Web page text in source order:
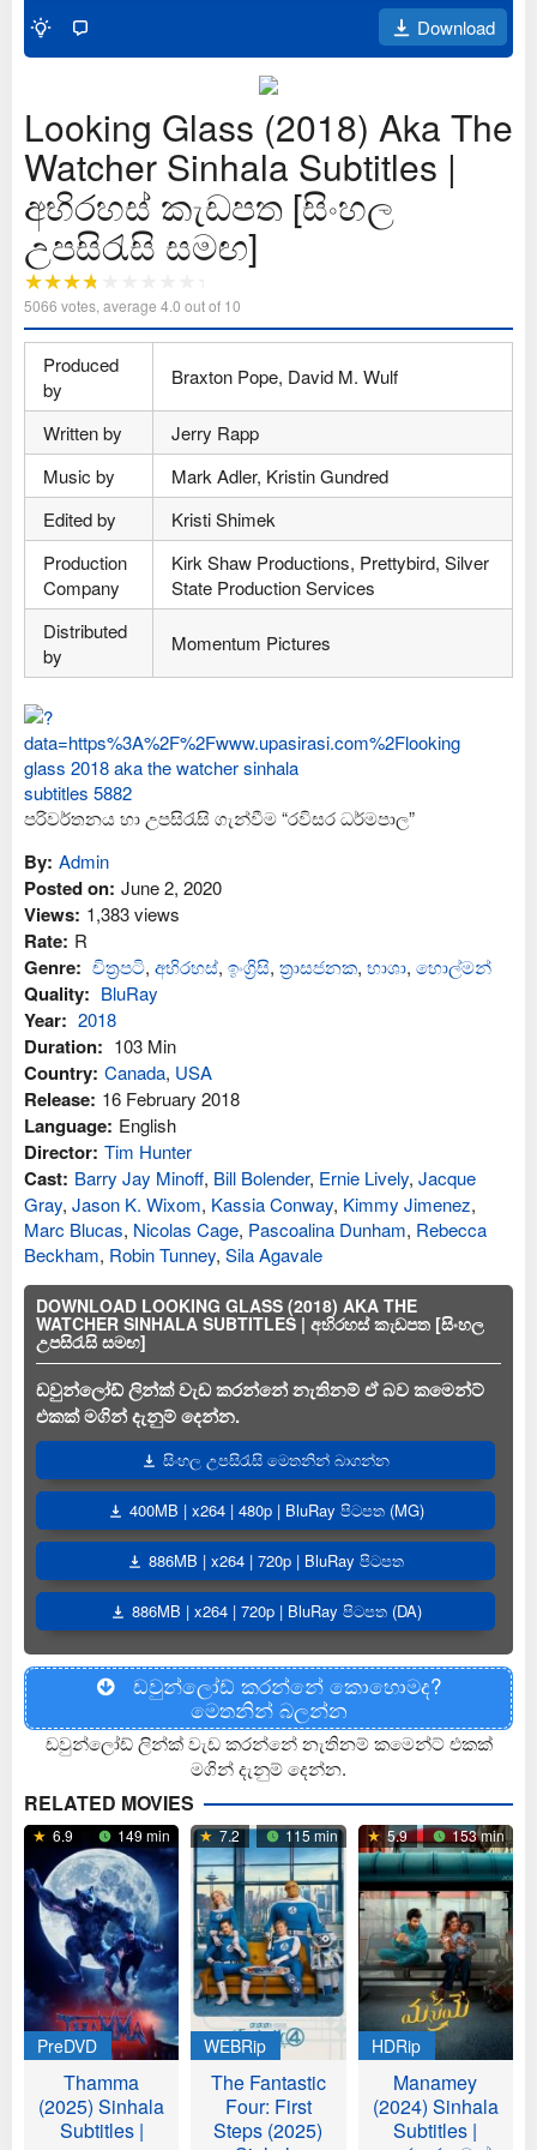
Download
Looking Glass (2018) Aka The
Watcher Sinhala Subtitles |
අභිරහස් කැඩපත [සිංහල
උපසිරැසි සමඟ]
5066 votes, average 4.0 out of 10
Produced
by
Braxton Pope, David M. Wulf
Written by
Jerry Rapp
Music by
Mark Adler, Kristin Gundred
Edited by
Kristi Shimek
Production
Company
Kirk Shaw Productions, Prettybird, Silver
State Production Services
Distributed
by
Momentum Pictures
පරිවර්තනය හා උපසිරැසි ගැන්වීම “රවිසර ධර්මපාල”
By: Admin
Posted on: June 2, 2020
Views: 1,383 views
Rate: R
Genre: චිත්‍රපටි, අභිරහස්, ඉංග්‍රිසි, ත්‍රාසජනක, භාශා, හොල්මන්
Quality: BluRay
Year: 2018
Duration: 103 Min
Country: Canada, USA
Release: 16 February 2018
Language: English
Director: Tim Hunter
Cast: Barry Jay Minoff, Bill Bolender, Ernie Lively, Jacque
Gray, Jason K. Wixom, Kassia Conway, Kimmy Jimenez,
Marc Blucas, Nicolas Cage, Pascoalina Dunham, Rebecca
Beckham, Robin Tunney, Sila Agavale
DOWNLOAD LOOKING GLASS (2018) AKA THE
WATCHER SINHALA SUBTITLES | අභිරහස් කැඩපත [සිංහල
උපසිරැසි සමඟ]
ඩවුන්ලෝඩ් ලින්ක් වැඩ කරන්නේ නැතිනම් ඒ බව කමෙන්ට්
එකක් මගින් දැනුම් දෙන්න.
සිංහල උපසිරැසි මෙතනින් බාගන්න
400MB | x264 | 480p | BluRay පිටපත (MG)
886MB | x264 | 720p | BluRay පිටපත
886MB | x264 | 720p | BluRay පිටපත (DA)
ඩවුන්ලෝඩ් කරන්නේ කොහොමද?
මෙතනින් බලන්න
ඩවුන්ලෝඩ් ලින්ක් වැඩ කරන්නේ නැතිනම් කමෙන්ට් එකක්
මගින් දැනුම් දෙන්න.
RELATED MOVIES
6.9 149 min
PreDVD
Thamma
(2025) Sinhala
Subtitles |
7.2 115 min
WEBRip
The Fantastic
Four: First
Steps (2025)
5.9 153 min
HDRip
Manamey
(2024) Sinhala
Subtitles |